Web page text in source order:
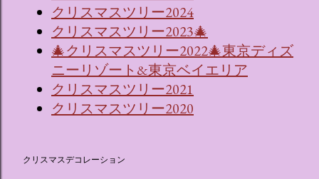
クリスマスツリー2024
クリスマスツリー2023🎄
🎄クリスマスツリー2022🎄東京ディズ
ニーリゾート&東京ベイエリア
クリスマスツリー2021
クリスマスツリー2020
クリスマスデコレーション